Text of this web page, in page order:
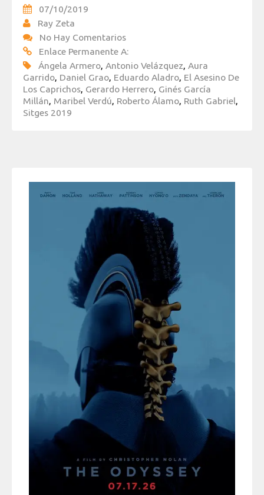
07/10/2019
Ray Zeta
No Hay Comentarios
Enlace Permanente A:
Ángela Armero, Antonio Velázquez, Aura
Garrido, Daniel Grao, Eduardo Aladro, El Asesino De
Los Caprichos, Gerardo Herrero, Ginés García
Millán, Maribel Verdú, Roberto Álamo, Ruth Gabriel,
Sitges 2019